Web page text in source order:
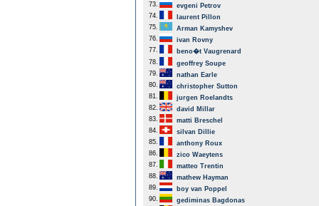
73.
evgeni Petrov
74.
laurent Pillon
75.
Arman Kamyshev
76.
ivan Rovny
77.
beno�t Vaugrenard
78.
geoffrey Soupe
79.
nathan Earle
80.
christopher Sutton
81.
jurgen Roelandts
82.
david Millar
83.
matti Breschel
84.
silvan Dillie
85.
anthony Roux
86.
zico Waeytens
87.
matteo Trentin
88.
mathew Hayman
89.
boy van Poppel
90.
gediminas Bagdonas